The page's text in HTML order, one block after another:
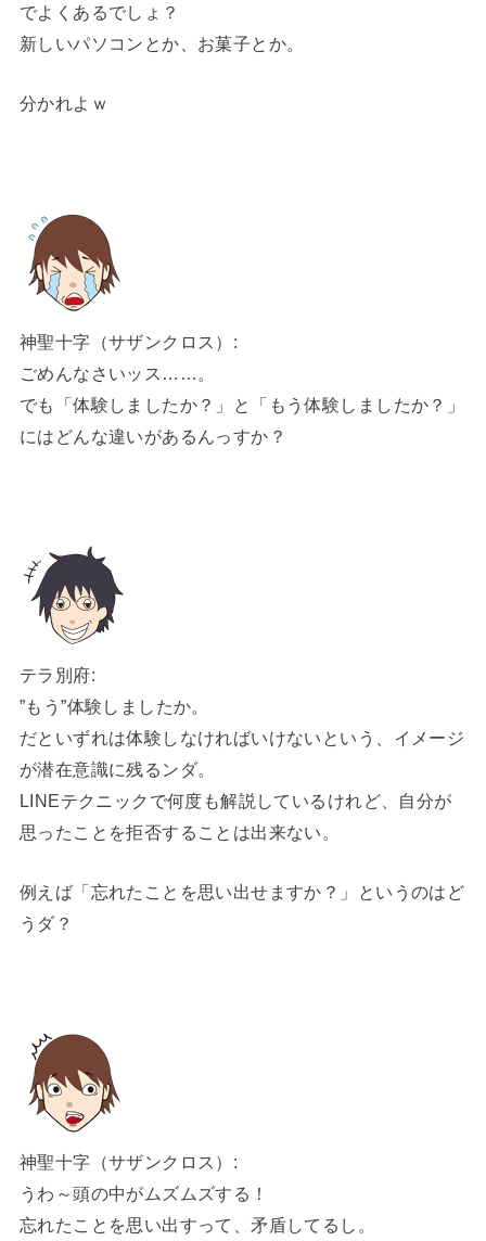
でよくあるでしょ？
新しいパソコンとか、お菓子とか。
分かれよｗ
神聖十字（サザンクロス）:
ごめんなさいッス……。
でも「体験しましたか？」と「もう体験しましたか？」
にはどんな違いがあるんっすか？
テラ別府:
”もう”体験しましたか。
だといずれは体験しなければいけないという、イメージ
が潜在意識に残るンダ。
LINEテクニックで何度も解説しているけれど、自分が
思ったことを拒否することは出来ない。
例えば「忘れたことを思い出せますか？」というのはど
うダ？
神聖十字（サザンクロス）:
うわ～頭の中がムズムズする！
忘れたことを思い出すって、矛盾してるし。